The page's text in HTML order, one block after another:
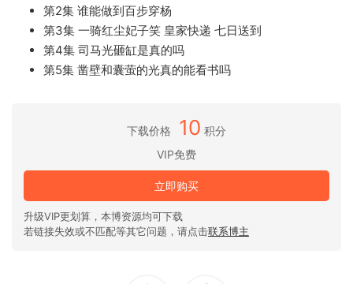
第2集 谁能做到百步穿杨
第3集 一骑红尘妃子笑 皇家快递 七日送到
第4集 司马光砸缸是真的吗
第5集 凿壁和囊萤的光真的能看书吗
下载价格 10 积分
VIP免费
立即购买
升级VIP更划算，本博资源均可下载
若链接失效或不匹配等其它问题，请点击联系博主